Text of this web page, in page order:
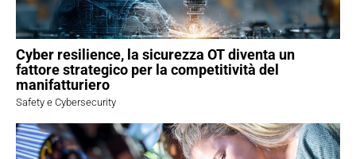
Cyber resilience, la sicurezza OT diventa un
fattore strategico per la competitività del
manifatturiero
Safety e Cybersecurity